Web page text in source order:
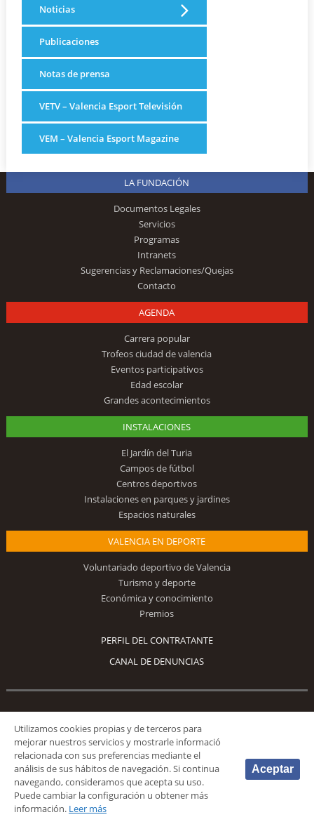
Noticias
Publicaciones
Notas de prensa
VETV – Valencia Esport Televisión
VEM – Valencia Esport Magazine
LA FUNDACIÓN
Documentos Legales
Servicios
Programas
Intranets
Sugerencias y Reclamaciones/Quejas
Contacto
AGENDA
Carrera popular
Trofeos ciudad de valencia
Eventos participativos
Edad escolar
Grandes acontecimientos
INSTALACIONES
El Jardín del Turia
Campos de fútbol
Centros deportivos
Instalaciones en parques y jardines
Espacios naturales
VALENCIA EN DEPORTE
Voluntariado deportivo de Valencia
Turismo y deporte
Económica y conocimiento
Premios
PERFIL DEL CONTRATANTE
CANAL DE DENUNCIAS
Síguenos
© 2026 Fundación Deportiva Municipal Valencia |AVISO LEGAL
PRIVACIDAD
Utilizamos cookies propias y de terceros para
mejorar nuestros servicios y mostrarle informació
relacionada con sus preferencias mediante el
análisis de sus hábitos de navegación. Si continua
navegando, consideramos que acepta su uso.
Puede cambiar la configuración u obtener más
información. Leer más
Aceptar